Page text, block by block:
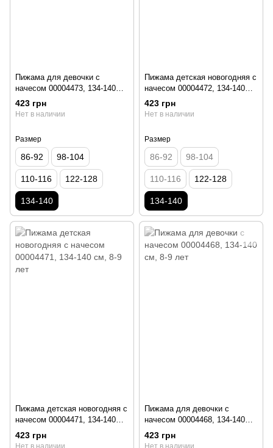
Пижама для девочки с
начесом 00004473, 134-140
см, 8-9 лет
423 грн
Нет в наличии
Размер
86-92 98-104
110-116 122-128
134-140
Пижама детская новогодняя с
начесом 00004472, 134-140
см, 8-9 лет
423 грн
Нет в наличии
Размер
86-92 98-104
110-116 122-128
134-140
Пижама детская новогодняя с
начесом 00004471, 134-140
см, 8-9 лет
423 грн
Нет в наличии
Пижама для девочки с
начесом 00004468, 134-140
см, 8-9 лет
423 грн
Нет в наличии